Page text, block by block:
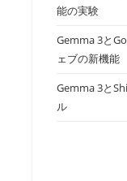
能の実験
Gemma 3と
ェブの新機能
Gemma 3と
ル